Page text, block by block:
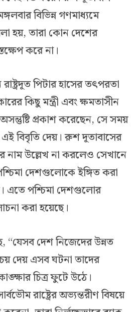
বিভিন্ন গণমাধ্যমে
হয়, তারা কোন দেশের
করে না।
রাষ্ট্রদূত পিটার হাসের তৎপরতা
কিছু মন্ত্রী এবং ক্ষমতাসীন
প্রকাশ করেছেন, সে সময়
বিবৃতি দেয়। রুশ দূতাবাসের
নাম উল্লেখ না করলেও সেখানে
দেশগুলোকে ইঙ্গিত করা
এতে পশ্চিমা দেশগুলোর
করা হয়েছে।
“যেসব দেশ নিজেদের উন্নত
দেয় এসব ঘটনা তাদের
চিত্র ফুটে উঠে।
রাষ্ট্রের অভ্যন্তরীণ বিষয়ে